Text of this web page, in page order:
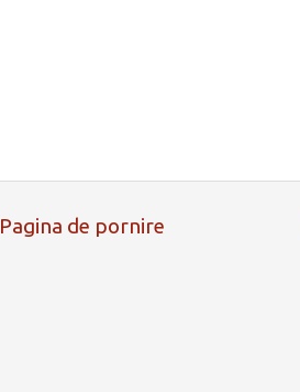
Pagina de pornire